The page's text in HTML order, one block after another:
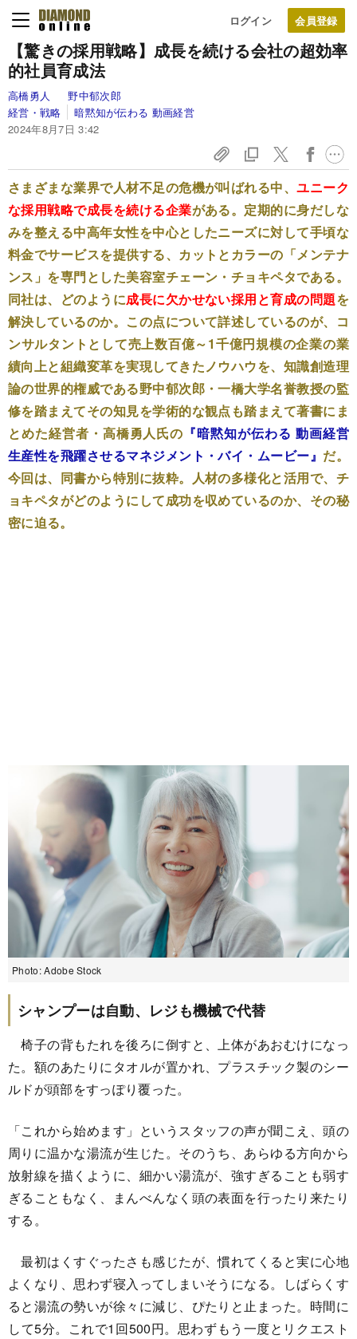
ログイン
【驚きの採用戦略】成長を続ける会社の超効率
的社員育成法
高橋勇人
野中郁次郎
経営・戦略
暗黙知が伝わる 動画経営
2024年8月7日 3:42
さまざまな業界で人材不足の危機が叫ばれる中、ユニーク
な採用戦略で成長を続ける企業がある。定期的に身だしな
みを整える中高年女性を中心としたニーズに対して手頃な
料金でサービスを提供する、カットとカラーの「メンテナ
ンス」を専門とした美容室チェーン・チョキペタである。
同社は、どのように成長に欠かせない採用と育成の問題を
解決しているのか。この点について詳述しているのが、コ
ンサルタントとして売上数百億～1千億円規模の企業の業
績向上と組織変革を実現してきたノウハウを、知識創造理
論の世界的権威である野中郁次郎・一橋大学名誉教授の監
修を踏まえてその知見を学術的な観点も踏まえて著書にま
とめた経営者・高橋勇人氏の 『暗黙知が伝わる 動画経営
生産性を飛躍させるマネジメント・バイ・ムービー』 だ。
今回は、同書から特別に抜粋。人材の多様化と活用で、チ
ョキペタがどのようにして成功を収めているのか、その秘
密に迫る。
Photo: Adobe Stock
シャンプーは自動、レジも機械で代替
椅子の背もたれを後ろに倒すと、上体があおむけになっ
た。額のあたりにタオルが置かれ、プラスチック製のシー
ルドが頭部をすっぽり覆った。
「これから始めます」というスタッフの声が聞こえ、頭の
周りに温かな湯流が生じた。そのうち、あらゆる方向から
放射線を描くように、細かい湯流が、強すぎることも弱す
ぎることもなく、まんべんなく頭の表面を行ったり来たり
する。
最初はくすぐったさも感じたが、慣れてくると実に心地
よくなり、思わず寝入ってしまいそうになる。しばらくす
ると湯流の勢いが徐々に減じ、ぴたりと止まった。時間に
して5分。これで1回500円。思わずもう一度とリクエスト